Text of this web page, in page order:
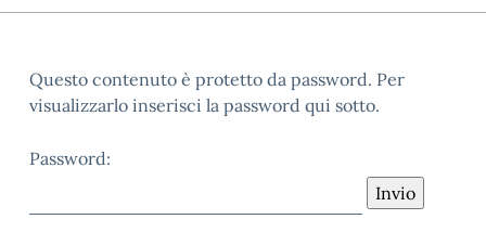
Questo contenuto è protetto da password. Per
visualizzarlo inserisci la password qui sotto.
Password: